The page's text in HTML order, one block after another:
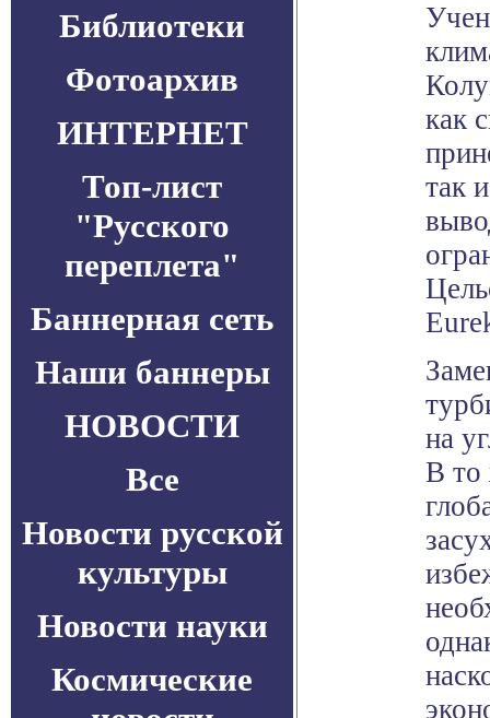
Библиотеки
Фотоархив
ИНТЕРНЕТ
Топ-лист
"Русского
переплета"
Баннерная сеть
Наши баннеры
НОВОСТИ
Все
Новости русской
культуры
Новости науки
Космические
как
так
на
В то